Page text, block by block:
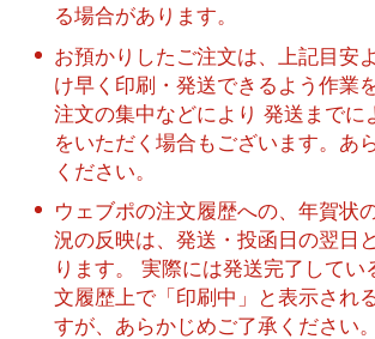
る場合があります。
お預かりしたご注文は、上記目安
け早く印刷・発送できるよう作業
注文の集中などにより 発送までに
をいただく場合もございます。あ
ください。
ウェブポの注文履歴への、年賀状
況の反映は、発送・投函日の翌日
ります。 実際には発送完了してい
文履歴上で「印刷中」と表示され
すが、あらかじめご了承ください。